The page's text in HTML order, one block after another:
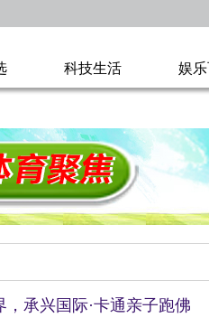
科技生活 娱
承兴国际·卡通亲子跑佛